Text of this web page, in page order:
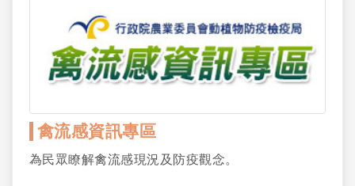
禽流感資訊專區
為民眾瞭解禽流感現況及防疫觀念。